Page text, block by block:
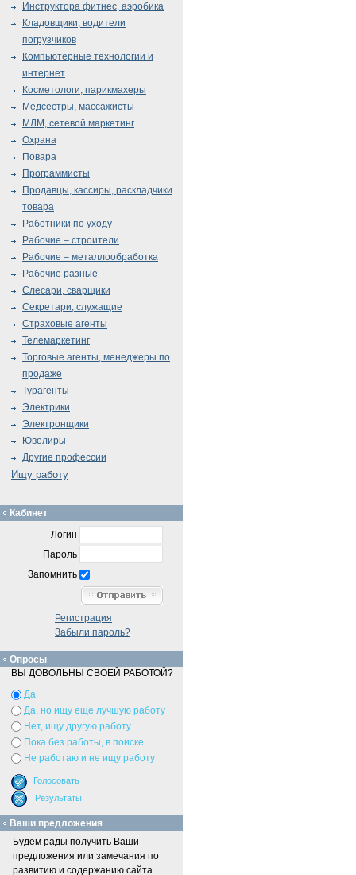
Инструктора фитнес, аэробика
Кладовщики, водители
погрузчиков
Компьютерные технологии и
интернет
Косметологи, парикмахеры
Медсёстры, массажисты
МЛМ, сетевой маркетинг
Охрана
Повара
Программисты
Продавцы, кассиры, раскладчики
товара
Работники по уходу
Рабочие – строители
Рабочие – металлообработка
Рабочие разные
Слесари, сварщики
Секретари, служащие
Страховые агенты
Телемаркетинг
Торговые агенты, менеджеры по
продаже
Турагенты
Электрики
Электронщики
Ювелиры
Другие профессии
Ищу работу
Кабинет
Логин
Пароль
Запомнить
Регистрация
Забыли пароль?
Опросы
ВЫ ДОВОЛЬНЫ СВОЕЙ РАБОТОЙ?
Да
Да, но ищу еще лучшую работу
Нет, ищу другую работу
Пока без работы, в поиске
Не работаю и не ищу работу
Ваши предложения
Будем рады получить Ваши
предложения или замечания по
развитию и содержанию сайта.